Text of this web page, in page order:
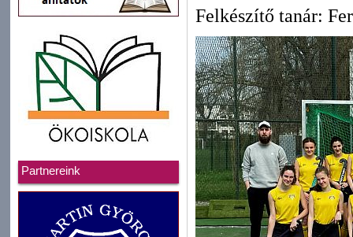
Partnereink
Felkészítő tanár: